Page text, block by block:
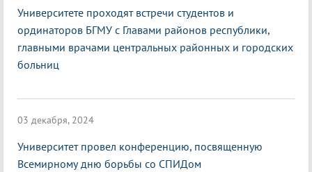
Университете проходят встречи студентов и
ординаторов БГМУ с Главами районов республики,
главными врачами центральных районных и городских
больниц
03 декабря, 2024
Университет провел конференцию, посвященную
Всемирному дню борьбы со СПИДом